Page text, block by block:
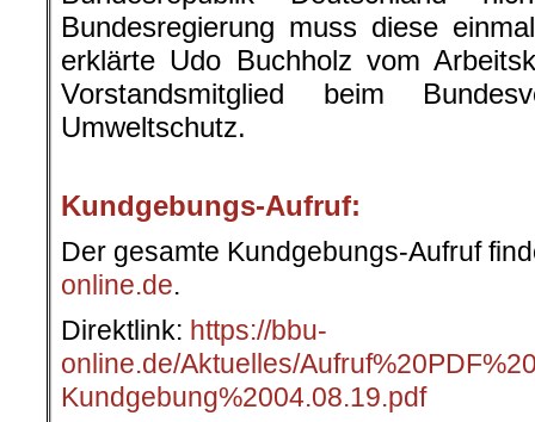
Bundesregierung muss diese
erklärte Udo Buchholz vom
Vorstandsmitglied beim
Umweltschutz.
Kundgebungs-Aufruf:
Der gesamte Kundgebungs-Aufruf
online.de.
Direktlink: https://bbu-
online.de/Aktuelles/
Kundgebung%2004.08.19.pdf